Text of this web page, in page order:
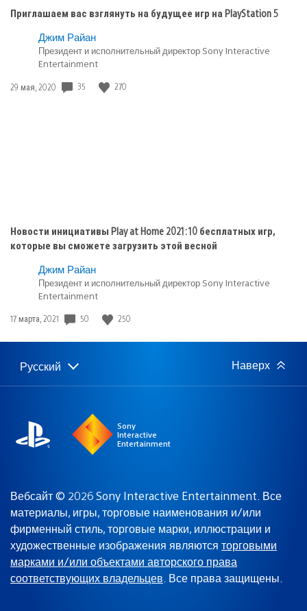
Приглашаем вас взглянуть на будущее игр на PlayStation 5
Опубликовано
PlayStation
5
Джим Райан
Президент и исполнительный директор Sony Interactive
Entertainment
Дата
29 мая, 2020 35 270
Новости инициативы Play at Home 2021: 10 бесплатных игр,
которые вы сможете загрузить этой весной
Джим Райан
Президент и исполнительный директор Sony Interactive
Entertainment
Дата
17 марта, 2021 50 250
Выбор
Выбранный
Русский Наверх
Sony
Interactive
Entertainment
Вебсайт © 2026 Sony Interactive Entertainment. Все
материалы, игры, торговые наименования и/или
фирменный стиль, торговые марки, иллюстрации и
художественные изображения являются торговыми
марками и/или объектами авторского права
соответствующих владельцев. Все права защищены.